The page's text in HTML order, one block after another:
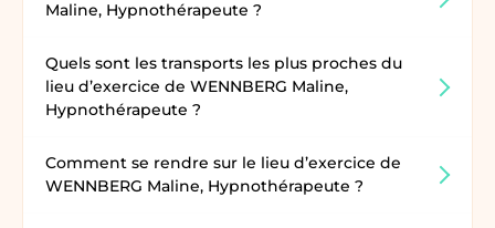
Maline, Hypnothérapeute ?
Quels sont les transports les plus proches du
lieu d’exercice de WENNBERG Maline,
Hypnothérapeute ?
Comment se rendre sur le lieu d’exercice de
WENNBERG Maline, Hypnothérapeute ?